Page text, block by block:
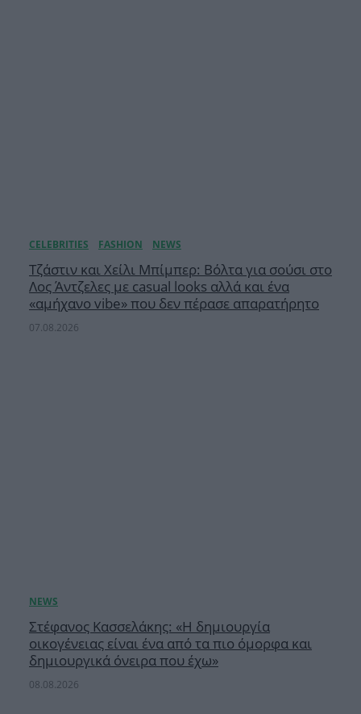
Τζάστιν και Χείλι Μπίμπερ: Βόλτα για σούσι στο
Λος Άντζελες με casual looks αλλά και ένα
«αμήχανο vibe» που δεν πέρασε απαρατήρητο
07.08.2026
Στέφανος Κασσελάκης: «Η δημιουργία
οικογένειας είναι ένα από τα πιο όμορφα και
δημιουργικά όνειρα που έχω»
08.08.2026